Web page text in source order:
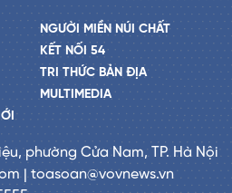
NGƯỜI MIỀN NÚI CHẤT
KẾT NỐI 54
TRI THỨC BẢN ĐỊA
MULTIMEDIA
phường Cửa Nam, TP. Hà Nội
| toasoan@vovnews.vn